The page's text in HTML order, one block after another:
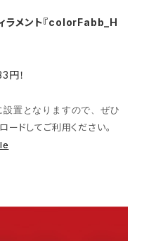
ラメント『colorFabb_H
！
置となりますので、ぜひ
ードしてご利用ください。